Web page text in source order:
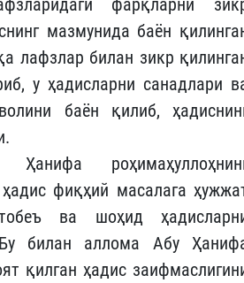
мазмунида баён
лафзлар билан зикр
у ҳадисларни санадлари
баён қилиб,
фиқҳий масалага
ва шоҳид
билан аллома Абу
қилган ҳадис